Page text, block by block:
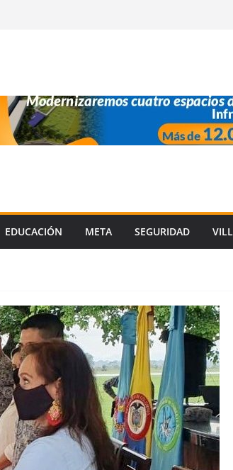
EDUCACIÓN META SEGURIDAD